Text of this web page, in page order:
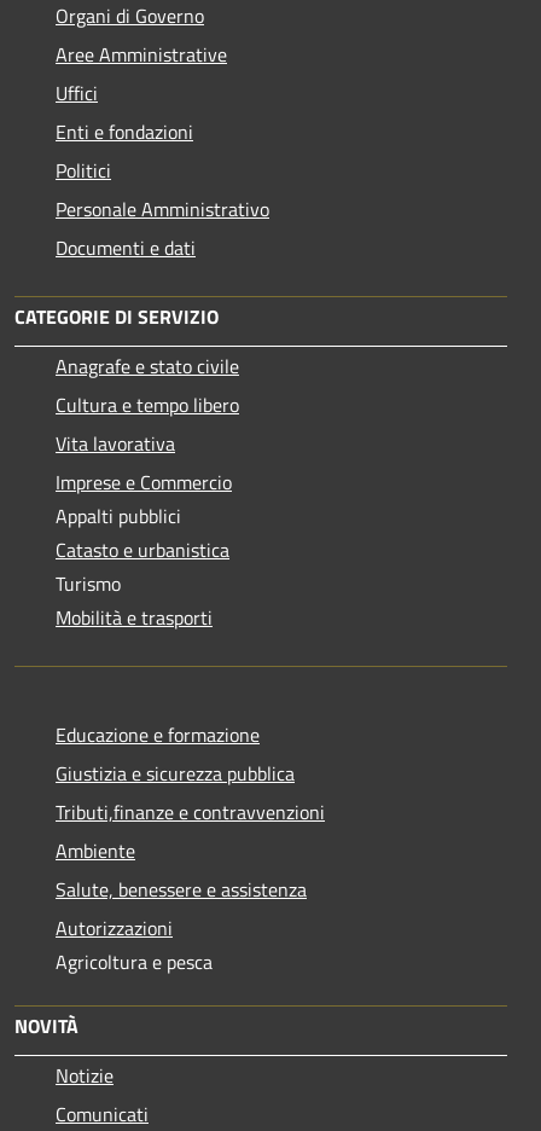
Organi di Governo
Aree Amministrative
Uffici
Enti e fondazioni
Politici
Personale Amministrativo
Documenti e dati
CATEGORIE DI SERVIZIO
Anagrafe e stato civile
Cultura e tempo libero
Vita lavorativa
Imprese e Commercio
Appalti pubblici
Catasto e urbanistica
Turismo
Mobilità e trasporti
Educazione e formazione
Giustizia e sicurezza pubblica
Tributi,finanze e contravvenzioni
Ambiente
Salute, benessere e assistenza
Autorizzazioni
Agricoltura e pesca
NOVITÀ
Notizie
Comunicati